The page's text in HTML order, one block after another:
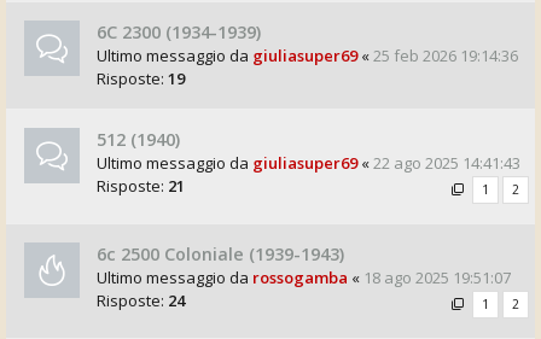
6C 2300 (1934-1939)
Ultimo messaggio da giuliasuper69«25 feb 2026 19:14:36
Risposte: 19
512 (1940)
Ultimo messaggio da giuliasuper69«22 ago 2025 14:41:43
Risposte: 21 1 2
6c 2500 Coloniale (1939-1943)
Ultimo messaggio da rossogamba « 18 ago 2025 19:51:07
Risposte: 24 1 2